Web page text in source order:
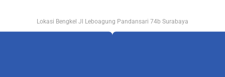
Lokasi Bengkel Jl Leboagung Pandansari 74b Surabaya